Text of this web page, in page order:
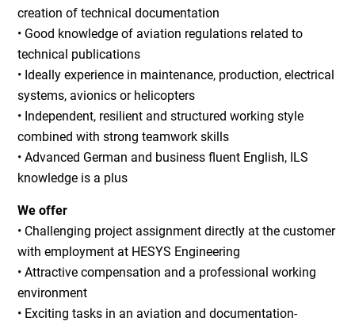
creation of technical documentation
• Good knowledge of aviation regulations related to
technical publications
• Ideally experience in maintenance, production, electrical
systems, avionics or helicopters
• Independent, resilient and structured working style
combined with strong teamwork skills
• Advanced German and business fluent English, ILS
knowledge is a plus
We offer
• Challenging project assignment directly at the customer
with employment at HESYS Engineering
• Attractive compensation and a professional working
environment
• Exciting tasks in an aviation and documentation-